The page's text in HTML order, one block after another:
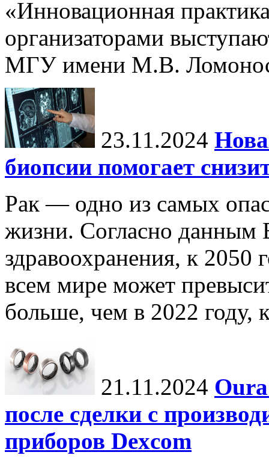
«Инновационная
организаторами
МГУ имени М.В.
23.11.2024
биопсии помогает
Рак — одно из самых
жизни. Согласно данным
здравоохранения, к 2050
всем мире может
больше, чем в 2022 году,
21.11.2024
после сделки с
приборов Dexcom